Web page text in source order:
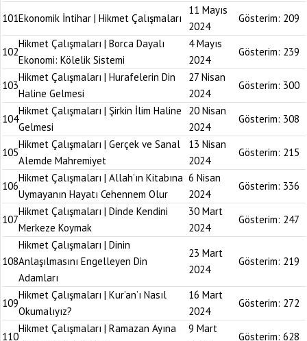
101Ekonomik İntihar | Hikmet Çalışmaları
11 Mayıs
2024
Gösterim: 209
102
Hikmet Çalışmaları | Borca Dayalı
Ekonomi: Kölelik Sistemi
4 Mayıs
2024
Gösterim: 239
103
Hikmet Çalışmaları | Hurafelerin Din
Haline Gelmesi
27 Nisan
2024
Gösterim: 300
104
Hikmet Çalışmaları | Şirkin İlim Haline
Gelmesi
20 Nisan
2024
Gösterim: 308
105
Hikmet Çalışmaları | Gerçek ve Sanal
Alemde Mahremiyet
13 Nisan
2024
Gösterim: 215
106
Hikmet Çalışmaları | Allah’ın Kitabına
Uymayanın Hayatı Cehennem Olur
6 Nisan
2024
Gösterim: 336
107
Hikmet Çalışmaları | Dinde Kendini
Merkeze Koymak
30 Mart
2024
Gösterim: 247
108
Hikmet Çalışmaları | Dinin
Anlaşılmasını Engelleyen Din
Adamları
23 Mart
2024
Gösterim: 219
109
Hikmet Çalışmaları | Kur’an’ı Nasıl
Okumalıyız?
16 Mart
2024
Gösterim: 272
110
Hikmet Çalışmaları | Ramazan Ayına
9 Mart
Gösterim: 628